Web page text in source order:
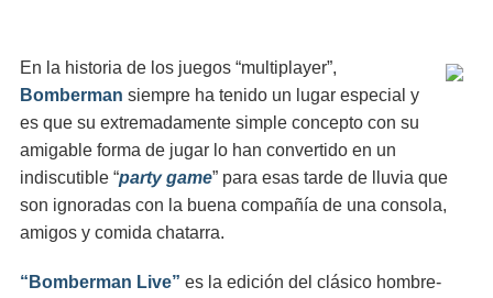
En la historia de los juegos “multiplayer”,
Bomberman siempre ha tenido un lugar especial y
es que su extremadamente simple concepto con su
amigable forma de jugar lo han convertido en un
indiscutible “party game” para esas tarde de lluvia que
son ignoradas con la buena compañía de una consola,
amigos y comida chatarra.
“Bomberman Live” es la edición del clásico hombre-